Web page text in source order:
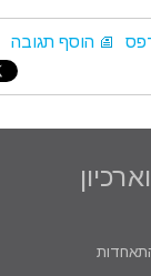
הוסף תגובה